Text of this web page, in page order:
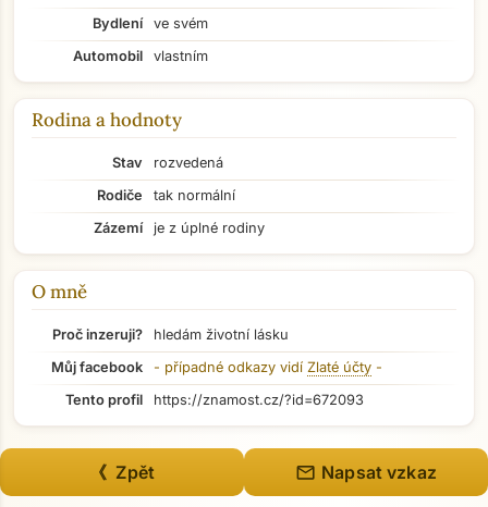
Bydlení
ve svém
Automobil
vlastním
Rodina a hodnoty
Stav
rozvedená
Rodiče
tak normální
Zázemí
je z úplné rodiny
O mně
Proč inzeruji?
hledám životní lásku
Můj facebook
- případné odkazy vidí Zlaté účty -
Tento profil
https://znamost.cz/?id=672093
《 Zpět mail Napsat vzkaz